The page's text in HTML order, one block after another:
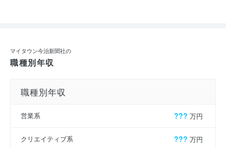
マイタウン今治新聞社の
職種別年収
職種別年収
営業系 ??? 万円
クリエイティブ系 ??? 万円